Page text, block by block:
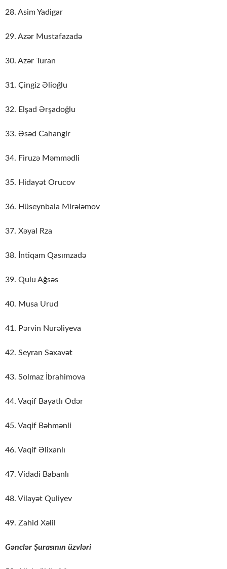
28. Asim Yadigar
29. Azər Mustafazadə
30. Azər Turan
31. Çingiz Əlioğlu
32. Elşad Ərşadoğlu
33. Əsəd Cahangir
34. Firuzə Məmmədli
35. Hidayət Orucov
36. Hüseynbala Mirələmov
37. Xəyal Rza
38. İntiqam Qasımzadə
39. Qulu Ağsəs
40. Musa Urud
41. Pərvin Nurəliyeva
42. Seyran Səxavət
43. Solmaz İbrahimova
44. Vaqif Bayatlı Odər
45. Vaqif Bəhmənli
46. Vaqif Əlixanlı
47. Vidadi Babanlı
48. Vilayət Quliyev
49. Zahid Xəlil
Gənclər Şurasının üzvləri